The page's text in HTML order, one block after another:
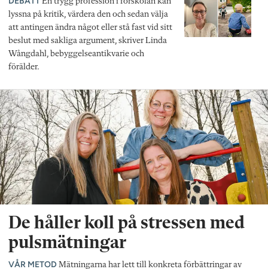
lyssna på kritik, värdera den och sedan välja
att antingen ändra något eller stå fast vid sitt
beslut med sakliga argument, skriver Linda
Wångdahl, bebyggelseantikvarie och
förälder.
De håller koll på stressen med
pulsmätningar
VÅR METOD Mätningarna har lett till konkreta förbättringar av